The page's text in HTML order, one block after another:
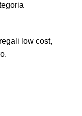
low cost,